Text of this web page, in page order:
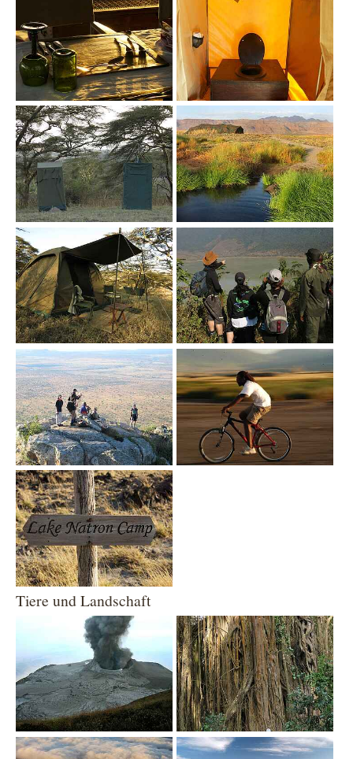
Show larger version Show larger version
Show larger version Show larger version
Show larger version Show larger version
Show larger version
Tiere und Landschaft
Show larger version Show larger version
Show larger version Show larger version